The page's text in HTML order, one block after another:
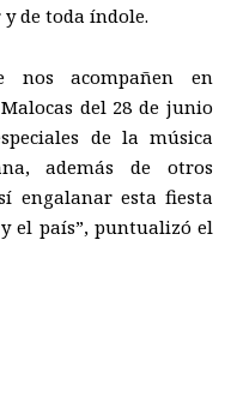
yde toda índole.
nos acompañen en
del 28 de junio
de la música
además de otros
engalanar esta fiesta
yel país”, puntualizó el